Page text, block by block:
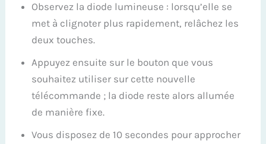
Observez la diode lumineuse : lorsqu’elle se
met à clignoter plus rapidement, relâchez les
deux touches.
Appuyez ensuite sur le bouton que vous
souhaitez utiliser sur cette nouvelle
télécommande ; la diode reste alors allumée
de manière fixe.
Vous disposez de 10 secondes pour approcher